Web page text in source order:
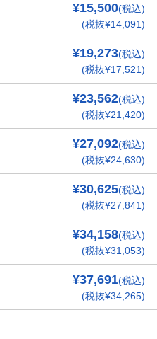
¥15,500(税込)
(税抜¥14,091)
¥19,273(税込)
(税抜¥17,521)
¥23,562(税込)
(税抜¥21,420)
¥27,092(税込)
(税抜¥24,630)
¥30,625(税込)
(税抜¥27,841)
¥34,158(税込)
(税抜¥31,053)
¥37,691(税込)
(税抜¥34,265)